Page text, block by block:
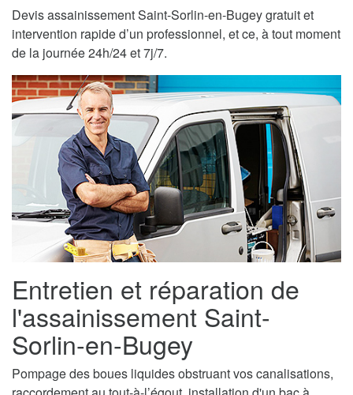
Devis assainissement Saint-Sorlin-en-Bugey gratuit et
intervention rapide d’un professionnel, et ce, à tout moment
de la journée 24h/24 et 7j/7.
Entretien et réparation de
l'assainissement Saint-
Sorlin-en-Bugey
Pompage des boues liquides obstruant vos canalisations,